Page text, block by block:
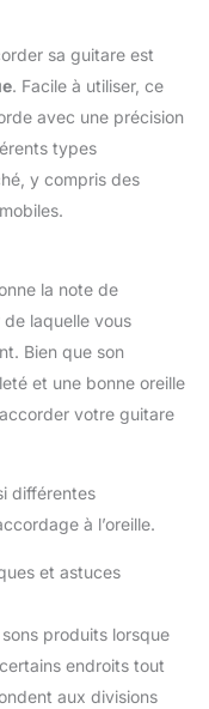
sa guitare est
. Facile à utiliser, ce
avec une précision
types
y compris des
la note de
laquelle vous
Bien que son
et une bonne oreille
votre guitare
différentes
à l’oreille.
et astuces
produits lorsque
endroits tout
aux divisions